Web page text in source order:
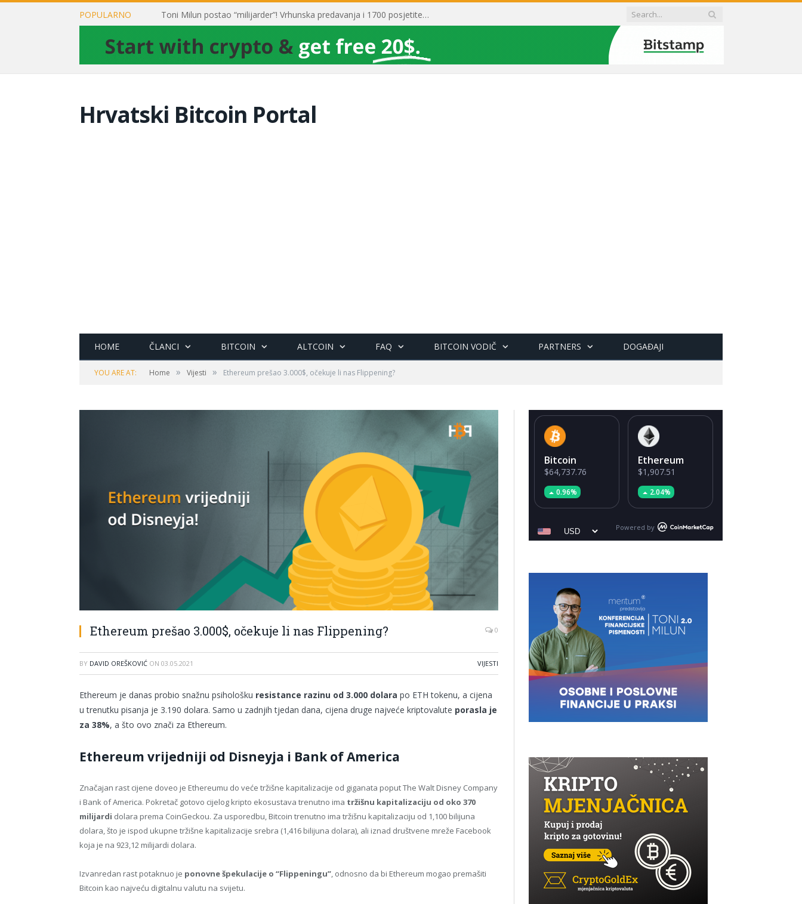
POPULARNO Toni Milun postao “milijarder”! Vrhunska predavanja i 1700 posjetitelja obilježili su mjesec financijske pismenosti
Hrvatski Bitcoin Portal
HOME ČLANCI BITCOIN ALTCOIN FAQ BITCOIN VODIČ PARTNERS DOGAĐAJI
YOU ARE AT: Home » Vijesti » Ethereum prešao 3.000$, očekuje li nas Flippening?
Ethereum prešao 3.000$, očekuje li nas Flippening? 0
BY DAVID OREŠKOVIĆ ON 03.05.2021 VIJESTI
Ethereum je danas probio snažnu psihološku resistance razinu od 3.000 dolara po ETH tokenu, a cijena
u trenutku pisanja je 3.190 dolara. Samo u zadnjih tjedan dana, cijena druge najveće kriptovalute porasla je
za 38%, a što ovo znači za Ethereum.
Ethereum vrijedniji od Disneyja i Bank of America
Značajan rast cijene doveo je Ethereumu do veće tržišne kapitalizacije od giganata poput The Walt Disney Company
i Bank of America. Pokretač gotovo cijelog kripto ekosustava trenutno ima tržišnu kapitalizaciju od oko 370
milijardi dolara prema CoinGeckou. Za usporedbu, Bitcoin trenutno ima tržišnu kapitalizaciju od 1,100 bilijuna
dolara, što je ispod ukupne tržišne kapitalizacije srebra (1,416 bilijuna dolara), ali iznad društvene mreže Facebook
koja je na 923,12 milijardi dolara.
Izvanredan rast potaknuo je ponovne špekulacije o “Flippeningu”, odnosno da bi Ethereum mogao premašiti
Bitcoin kao najveću digitalnu valutu na svijetu.
Bitcoin
$64,737.76
0.96%
Ethereum
$1,907.51
2.04%
Powered by